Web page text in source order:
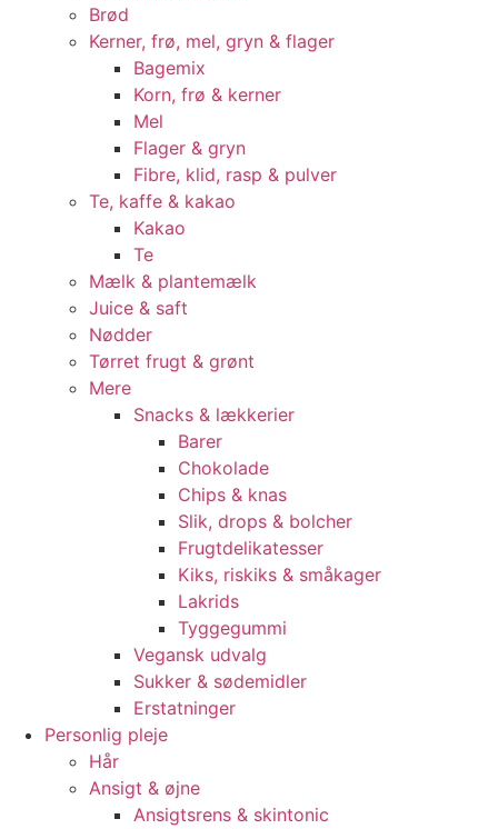
Brød
Kerner, frø, mel, gryn & flager
Bagemix
Korn, frø & kerner
Mel
Flager & gryn
Fibre, klid, rasp & pulver
Te, kaffe & kakao
Kakao
Te
Mælk & plantemælk
Juice & saft
Nødder
Tørret frugt & grønt
Mere
Snacks & lækkerier
Barer
Chokolade
Chips & knas
Slik, drops & bolcher
Frugtdelikatesser
Kiks, riskiks & småkager
Lakrids
Tyggegummi
Vegansk udvalg
Sukker & sødemidler
Erstatninger
Personlig pleje
Hår
Ansigt & øjne
Ansigtsrens & skintonic